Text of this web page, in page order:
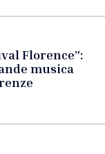
Florence”:
musica